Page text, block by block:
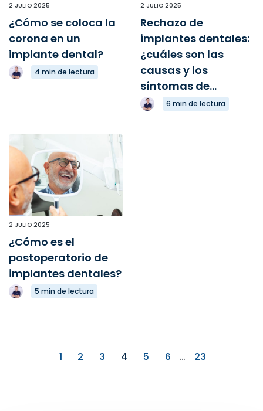
2 JULIO 2025
¿Cómo se coloca la
corona en un
implante dental?
4 min de lectura
2 JULIO 2025
Rechazo de
implantes dentales:
¿cuáles son las
causas y los
síntomas de...
6 min de lectura
2 JULIO 2025
¿Cómo es el
postoperatorio de
implantes dentales?
5 min de lectura
1 2 3 4 5 6 … 23